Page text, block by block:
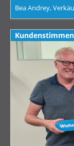
Bea Andrey,
Kundenstimmen